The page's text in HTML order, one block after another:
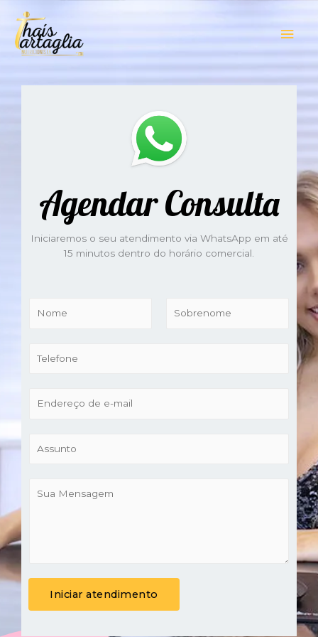
Agendar Consulta
Iniciaremos o seu atendimento via WhatsApp em até
15 minutos dentro do horário comercial.
Iniciar atendimento